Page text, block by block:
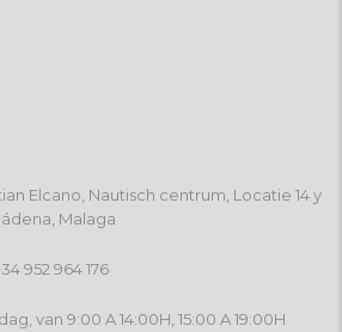
Elcano, Nautisch centrum, Locatie 14 y
Malaga
952 964 176
van 9:00 A 14:00H, 15:00 A 19:00H